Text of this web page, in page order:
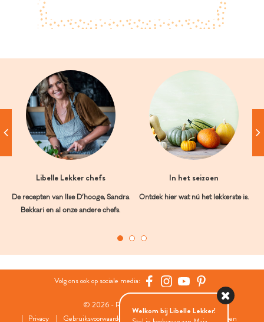
Libelle Lekker chefs
De recepten van Ilse D’hooge, Sandra
Bekkari en al onze andere chefs.
In het seizoen
Ontdek hier wat nú het lekkerste is.
Volg ons ook op sociale media:
© 2026 - Roularta Media Group
Privacy
Gebruiksvoorwaarden Cookies Cookies instellingen
Welkom bij Libelle Lekker!